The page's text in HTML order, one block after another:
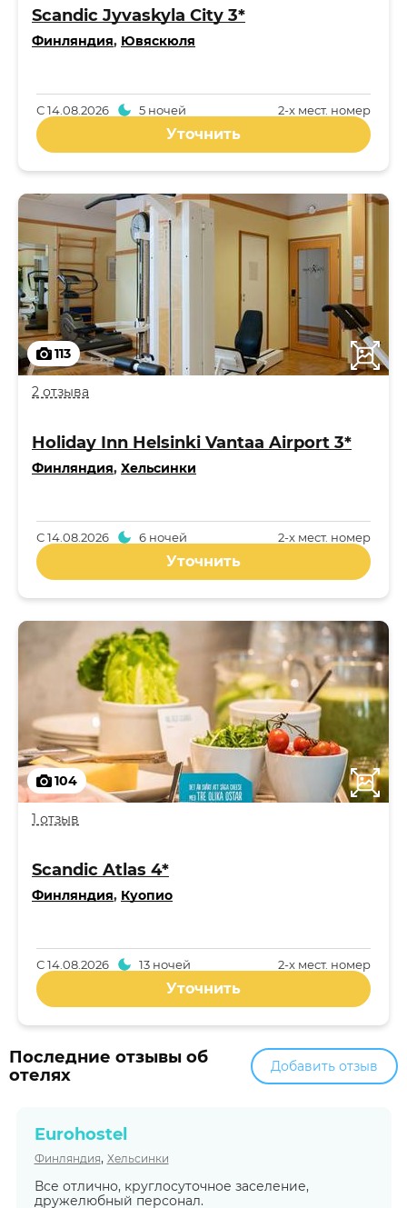
Scandic Jyvaskyla City 3*
Финляндия, Ювяскюля
2-x мест. номер
С14.08.2026 5 ночей
Уточнить
113
2 отзыва
Holiday Inn Helsinki Vantaa Airport 3*
Финляндия, Хельсинки
2-x мест. номер
С14.08.2026 6 ночей
Уточнить
104
1 отзыв
Scandic Atlas 4*
Финляндия, Куопио
2-x мест. номер
С14.08.2026 13 ночей
Уточнить
Последние отзывы об
отелях
Добавить отзыв
Eurohostel
Финляндия, Хельсинки
Все отлично, круглосуточное заселение,
дружелюбный персонал.